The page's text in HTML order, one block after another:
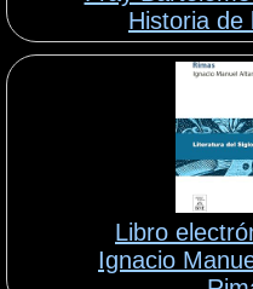
Historia de
Libro
Ignacio